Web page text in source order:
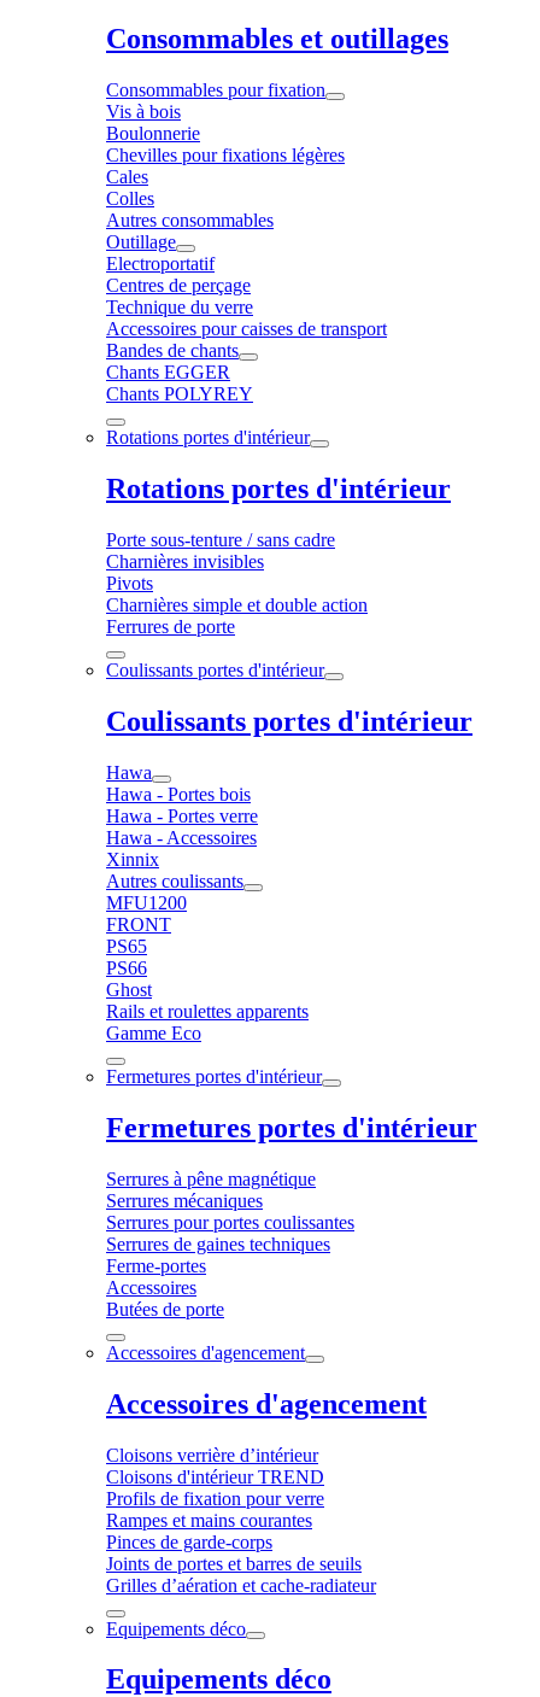
Consommables et outillages
Consommables pour fixation
Vis à bois
Boulonnerie
Chevilles pour fixations légères
Cales
Colles
Autres consommables
Outillage
Electroportatif
Centres de perçage
Technique du verre
Accessoires pour caisses de transport
Bandes de chants
Chants EGGER
Chants POLYREY
Rotations portes d'intérieur
Rotations portes d'intérieur
Porte sous-tenture / sans cadre
Charnières invisibles
Pivots
Charnières simple et double action
Ferrures de porte
Coulissants portes d'intérieur
Coulissants portes d'intérieur
Hawa
Hawa - Portes bois
Hawa - Portes verre
Hawa - Accessoires
Xinnix
Autres coulissants
MFU1200
FRONT
PS65
PS66
Ghost
Rails et roulettes apparents
Gamme Eco
Fermetures portes d'intérieur
Fermetures portes d'intérieur
Serrures à pêne magnétique
Serrures mécaniques
Serrures pour portes coulissantes
Serrures de gaines techniques
Ferme-portes
Accessoires
Butées de porte
Accessoires d'agencement
Accessoires d'agencement
Cloisons verrière d’intérieur
Cloisons d'intérieur TREND
Profils de fixation pour verre
Rampes et mains courantes
Pinces de garde-corps
Joints de portes et barres de seuils
Grilles d’aération et cache-radiateur
Equipements déco
Equipements déco